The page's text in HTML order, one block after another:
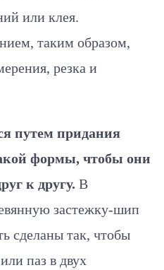
или клея.
таким образом,
резка и
путем придания
формы, чтобы они
к другу. В
застежку-шип
сделаны так, чтобы
паз в двух